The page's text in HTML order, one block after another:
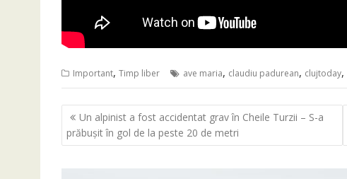
Important, Timp liber ave maria, claudiu padurean, clujtoday,
Navigare
în
articole
Un alpinist a fost accidentat grav în Cheile Turzii – S-a
prăbușit în gol de la peste 20 de metri